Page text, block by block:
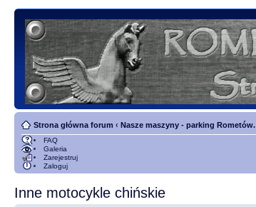
Strona główna forum ‹ Nasze maszyny - parking Rometów.
FAQ
Galeria
Zarejestruj
Zaloguj
Inne motocykle chińskie